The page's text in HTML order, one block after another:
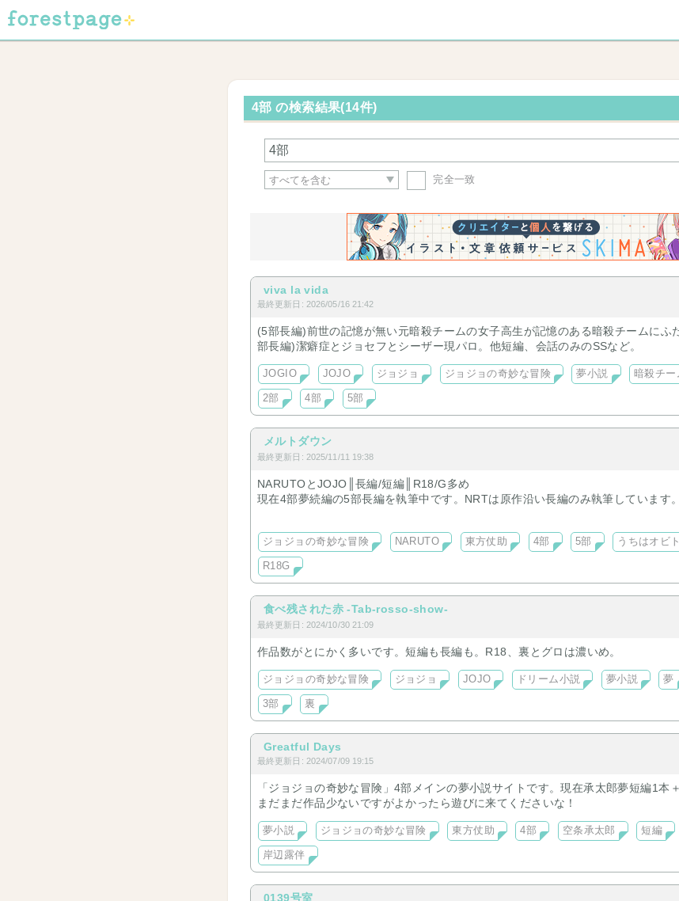
4部 の検索結果(14件)
完全一致
viva la vida
最終更新日: 2026/05/16 21:42
(5部長編)前世の記憶が無い元暗殺チームの女子高生が記憶のある暗殺チームにふ
部長編)潔癖症とジョセフとシーザー現パロ。他短編、会話のみのSSなど。
JOGIO JOJO ジョジョ ジョジョの奇妙な冒険 夢小説 暗殺チー
2部 4部 5部
メルトダウン
最終更新日: 2025/11/11 19:38
NARUTOとJOJO║長編/短編║R18/G多め
現在4部夢続編の5部長編を執筆中です。NRTは原作沿い長編のみ執筆しています
ジョジョの奇妙な冒険 NARUTO 東方仗助 4部 5部 うちはオビト
R18G
食べ残された赤 -Tab-rosso-show-
最終更新日: 2024/10/30 21:09
作品数がとにかく多いです。短編も長編も。R18、裏とグロは濃いめ。
ジョジョの奇妙な冒険 ジョジョ JOJO ドリーム小説 夢小説 夢
3部 裏
Greatful Days
最終更新日: 2024/07/09 19:15
「ジョジョの奇妙な冒険」4部メインの夢小説サイトです。現在承太郎夢短編1本
まだまだ作品少ないですがよかったら遊びに来てくださいな！
夢小説 ジョジョの奇妙な冒険 東方仗助 4部 空条承太郎 短編
岸辺露伴
0139号室